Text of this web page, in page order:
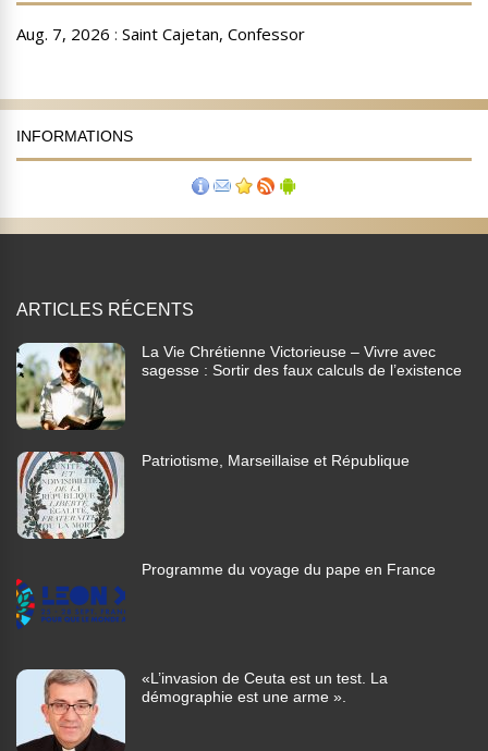
INFORMATIONS
ARTICLES RÉCENTS
La Vie Chrétienne Victorieuse – Vivre avec
sagesse : Sortir des faux calculs de l’existence
Patriotisme, Marseillaise et République
Programme du voyage du pape en France
«L’invasion de Ceuta est un test. La
démographie est une arme ».